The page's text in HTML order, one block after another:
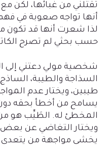
تقتلني من غبائها، لكن
أنها تواجه صعوبة في
لذا شعرت أنها قد تكون
حسب بحثي لم تصرح
شخصية مولي دعتني إلى
السذاجة والطيبة،
طيبين، ويختار عدم
يسامح من أخطأ بحقه دون
المخطئ له. الطَيِّب هو
ويختار التغاضي عن بعض
يخشى مواجهة من يتعدى